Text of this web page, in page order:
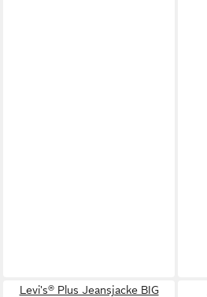
Levi's® Plus Jeansjacke BIG